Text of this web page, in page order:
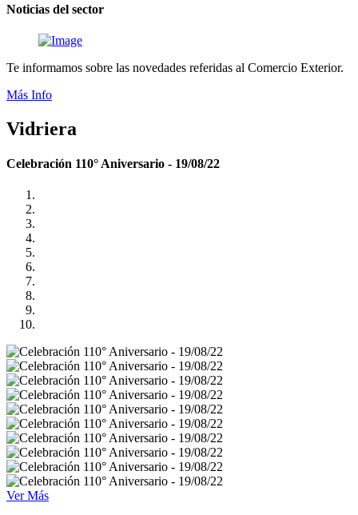
Noticias del sector
Te informamos sobre las novedades referidas al Comercio Exterior.
Más Info
Vidriera
Celebración 110° Aniversario - 19/08/22
Ver Más